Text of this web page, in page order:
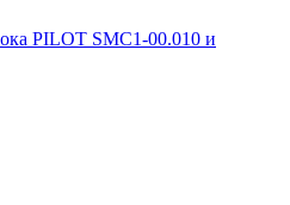
PILOT SMC1-00.010 и